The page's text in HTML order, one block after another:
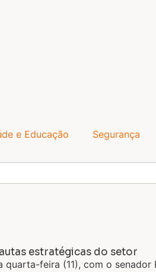
e Educação Segurança
estratégicas do setor
feira (11), com o